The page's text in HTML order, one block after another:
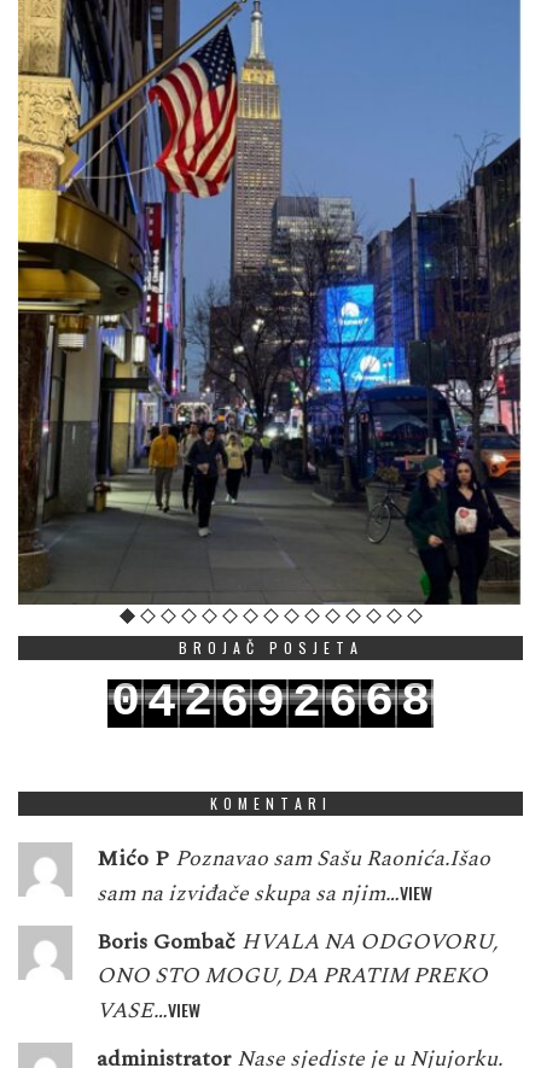
BROJAČ POSJETA
042692668
KOMENTARI
Mićo P Poznavao sam Sašu Raonića.Išao
sam na izviđače skupa sa njim…VIEW
Boris Gombač HVALA NA ODGOVORU,
ONO STO MOGU, DA PRATIM PREKO
VASE…VIEW
administrator Nase sjediste je u Njujorku.